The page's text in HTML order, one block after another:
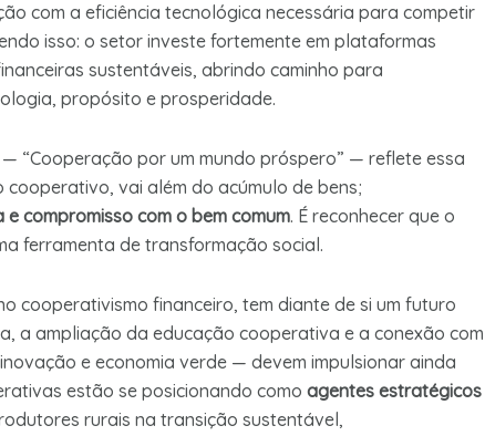
com a eficiência tecnológica necessária para competir
isso: o setor investe fortemente em plataformas
sustentáveis, abrindo caminho para
propósito e prosperidade.
“Cooperação por um mundo próspero” — reflete essa
vai além do acúmulo de bens;
compromisso com o bem comum. É reconhecer que o
ferramenta de transformação social.
cooperativismo financeiro, tem diante de si um futuro
a ampliação da educação cooperativa e a conexão com
e economia verde — devem impulsionar ainda
estão se posicionando como agentes estratégicos
rurais na transição sustentável,